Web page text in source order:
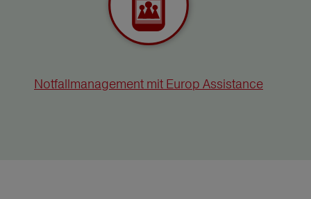
Notfallmanagement mit Europ Assistance